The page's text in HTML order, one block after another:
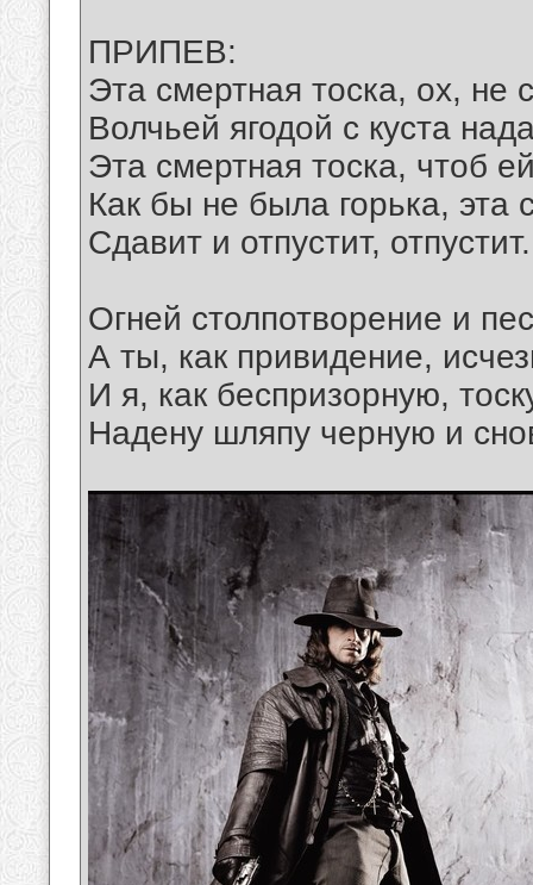
ПРИПЕВ:
Эта смертная тоска, ох, не
Волчьей ягодой с куста
Эта смертная тоска, чтоб
Как бы не была горька, эта
Сдавит и отпустит, отпустит.
Огней столпотворение и
А ты, как привидение,
И я, как беспризорную,
Надену шляпу черную и